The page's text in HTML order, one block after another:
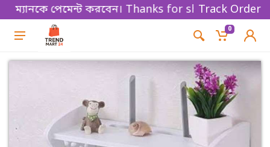
পেমেন্ট করবেন। Thanks for shopping!Track Order
0